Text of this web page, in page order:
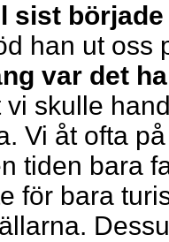
sist
han ut oss
var det
vi skulle
Vi åt ofta
tiden bara
för bara